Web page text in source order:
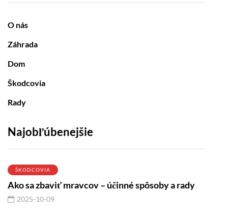
O nás
Záhrada
Dom
Škodcovia
Rady
Najobľúbenejšie
ŠKODCOVIA
Ako sa zbaviť mravcov – účinné spôsoby a rady
2025-10-09